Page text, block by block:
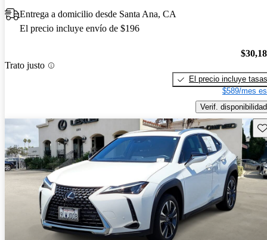
Entrega a domicilio desde Santa Ana, CA
El precio incluye envío de $196
Trato justo
El precio incluye tasas
$589/mes
Verif. disponibilidad